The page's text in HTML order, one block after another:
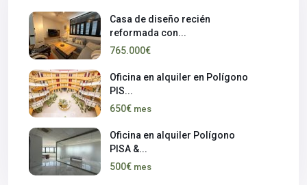
Casa de diseño recién
reformada con...
765.000€
Oficina en alquiler en Polígono
PIS...
650€ mes
Oficina en alquiler Polígono
PISA &...
500€ mes